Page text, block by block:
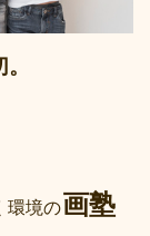
環境の画塾